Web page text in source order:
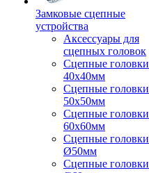
Замковые сцепные
устройства
Аксессуары для
сцепных головок
Сцепные головки
40x40мм
Сцепные головки
50x50мм
Сцепные головки
60x60мм
Сцепные головки
Ø50мм
Сцепные головки